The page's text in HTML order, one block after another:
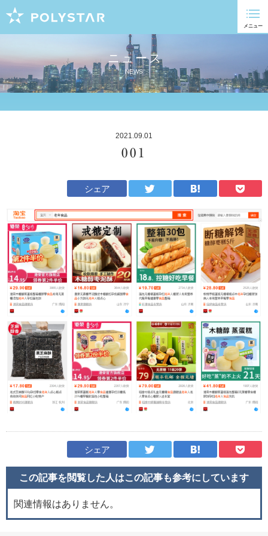
ニュース
NEWS
2021.09.01
001
シェア
シェア
この記事を閲覧した人はこの記事も参考にしています
関連情報はありません。